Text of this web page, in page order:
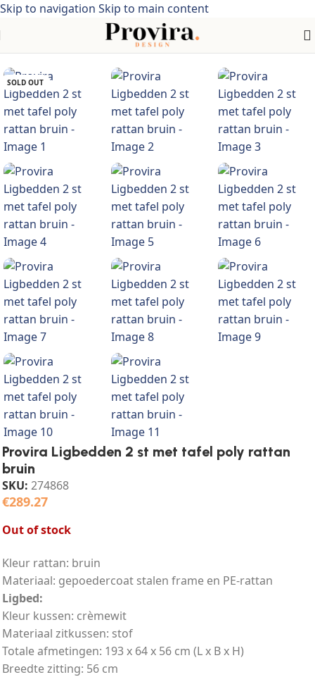
Skip to navigation Skip to main content
> Tuinmeubelen > Tuinzitjes > Ligstoelen > poly rattan
SOLD OUT
Provira Ligbedden 2 st met tafel poly rattan
bruin
SKU: 274868
€289.27
Out of stock
Kleur rattan: bruin
Materiaal: gepoedercoat stalen frame en PE-rattan
Ligbed:
Kleur kussen: crèmewit
Materiaal zitkussen: stof
Totale afmetingen: 193 x 64 x 56 cm (L x B x H)
Breedte zitting: 56 cm